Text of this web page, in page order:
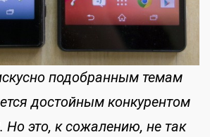
подобранным темам
достойным конкурентом
Но это, к сожалению, не так